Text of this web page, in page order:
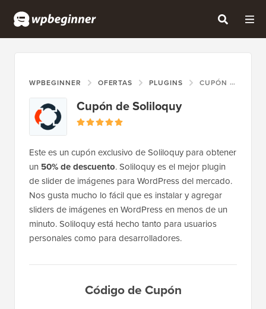
WPBEGINNER OFERTAS PLUGINS CUPÓN DE SOLILOQUY
Cupón de Soliloquy
Este es un cupón exclusivo de Soliloquy para obtener
un 50% de descuento. Soliloquy es el mejor plugin
de slider de imágenes para WordPress del mercado.
Nos gusta mucho lo fácil que es instalar y agregar
sliders de imágenes en WordPress en menos de un
minuto. Soliloquy está hecho tanto para usuarios
personales como para desarrolladores.
Código de Cupón